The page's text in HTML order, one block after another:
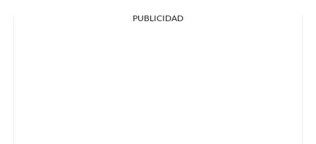
PUBLICIDAD